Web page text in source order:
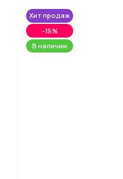
Хит продаж
-15%
В наличии